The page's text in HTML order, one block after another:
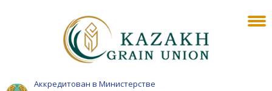
Аккредитован в Министерстве